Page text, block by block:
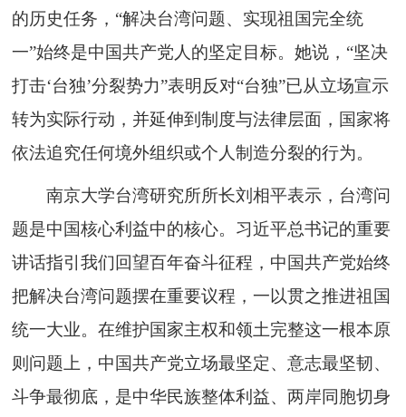
的历史任务，“解决台湾问题、实现祖国完全统
一”始终是中国共产党人的坚定目标。她说，“坚决
打击‘台独’分裂势力”表明反对“台独”已从立场宣示
转为实际行动，并延伸到制度与法律层面，国家将
依法追究任何境外组织或个人制造分裂的行为。
南京大学台湾研究所所长刘相平表示，台湾问
题是中国核心利益中的核心。习近平总书记的重要
讲话指引我们回望百年奋斗征程，中国共产党始终
把解决台湾问题摆在重要议程，一以贯之推进祖国
统一大业。在维护国家主权和领土完整这一根本原
则问题上，中国共产党立场最坚定、意志最坚韧、
斗争最彻底，是中华民族整体利益、两岸同胞切身